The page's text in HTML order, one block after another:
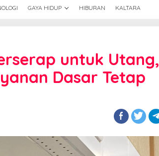
GAYA HIDUP HIBURAN KALTARA
untuk Utang,
Dasar Tetap